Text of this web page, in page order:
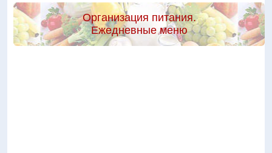
Организация питания.
Ежедневные меню